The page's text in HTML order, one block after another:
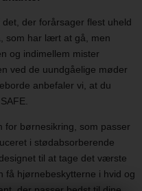
der forårsager flest uheld
som har lært at gå, men
og indimellem mister
ved de uundgåelige møder
anbefaler vi, at du
for børnesikring, som passer
i stødabsorberende
til at tage det værste
få hjørnebeskytterne i hvid og